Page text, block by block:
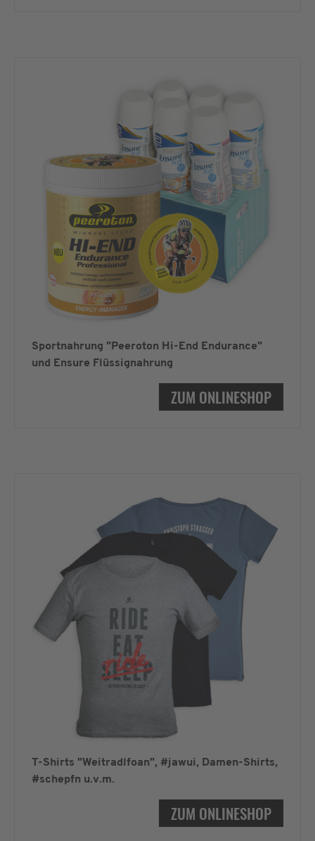
Sportnahrung "Peeroton Hi-End Endurance"
und Ensure Flüssignahrung
ZUM ONLINESHOP
T-Shirts "Weitradlfoan", #jawui, Damen-Shirts,
#schepfn u.v.m.
ZUM ONLINESHOP